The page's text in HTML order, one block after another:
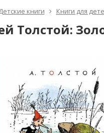
книги Книги для
Толстой: